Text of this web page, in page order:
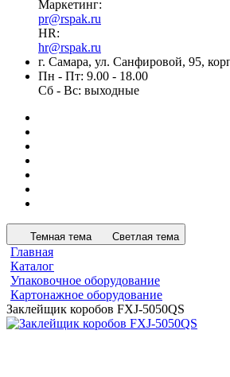
Маркетинг:
pr@rspak.ru
HR:
hr@rspak.ru
г. Самара, ул. Санфировой, 95,
Пн - Пт: 9.00 - 18.00
Сб - Вс: выходные
Темная тема Светлая тема
Главная
Каталог
Упаковочное оборудование
Картонажное оборудование
Заклейщик коробов FXJ-5050QS